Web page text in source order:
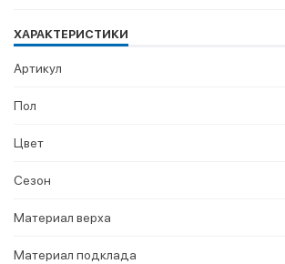
ХАРАКТЕРИСТИКИ
Артикул
Пол
Цвет
Сезон
Материал верха
Материал подклада